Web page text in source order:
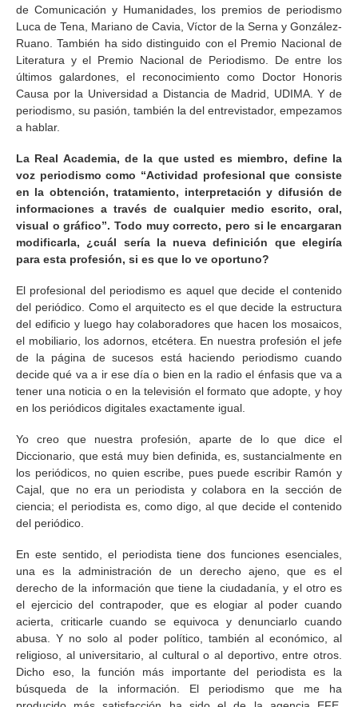
de Comunicación y Humanidades, los premios de periodismo
Luca de Tena, Mariano de Cavia, Víctor de la Serna y González-
Ruano. También ha sido distinguido con el Premio Nacional de
Literatura y el Premio Nacional de Periodismo. De entre los
últimos galardones, el reconocimiento como Doctor Honoris
Causa por la Universidad a Distancia de Madrid, UDIMA. Y de
periodismo, su pasión, también la del entrevistador, empezamos
a hablar.
La Real Academia, de la que usted es miembro, define la
voz periodismo como “Actividad profesional que consiste
en la obtención, tratamiento, interpretación y difusión de
informaciones a través de cualquier medio escrito, oral,
visual o gráfico”. Todo muy correcto, pero si le encargaran
modificarla, ¿cuál sería la nueva definición que elegiría
para esta profesión, si es que lo ve oportuno?
El profesional del periodismo es aquel que decide el contenido
del periódico. Como el arquitecto es el que decide la estructura
del edificio y luego hay colaboradores que hacen los mosaicos,
el mobiliario, los adornos, etcétera. En nuestra profesión el jefe
de la página de sucesos está haciendo periodismo cuando
decide qué va a ir ese día o bien en la radio el énfasis que va a
tener una noticia o en la televisión el formato que adopte, y hoy
en los periódicos digitales exactamente igual.
Yo creo que nuestra profesión, aparte de lo que dice el
Diccionario, que está muy bien definida, es, sustancialmente en
los periódicos, no quien escribe, pues puede escribir Ramón y
Cajal, que no era un periodista y colabora en la sección de
ciencia; el periodista es, como digo, al que decide el contenido
del periódico.
En este sentido, el periodista tiene dos funciones esenciales,
una es la administración de un derecho ajeno, que es el
derecho de la información que tiene la ciudadanía, y el otro es
el ejercicio del contrapoder, que es elogiar al poder cuando
acierta, criticarle cuando se equivoca y denunciarlo cuando
abusa. Y no solo al poder político, también al económico, al
religioso, al universitario, al cultural o al deportivo, entre otros.
Dicho eso, la función más importante del periodista es la
búsqueda de la información. El periodismo que me ha